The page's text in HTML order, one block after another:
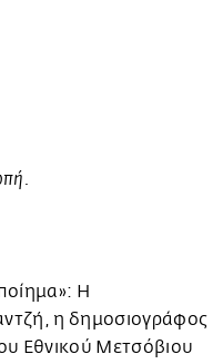
Η
η δημοσιογράφος
Εθνικού Μετσόβιου